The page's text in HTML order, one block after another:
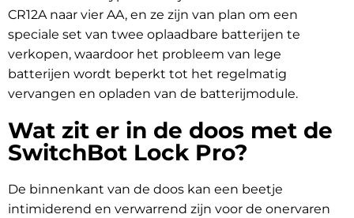
CR12A naar vier AA, en ze zijn van plan om een
speciale set van twee oplaadbare batterijen te
verkopen, waardoor het probleem van lege
batterijen wordt beperkt tot het regelmatig
vervangen en opladen van de batterijmodule.
Wat zit er in de doos met de
SwitchBot Lock Pro?
De binnenkant van de doos kan een beetje
intimiderend en verwarrend zijn voor de onervaren